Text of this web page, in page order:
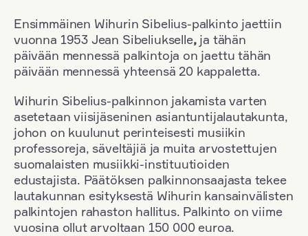
Ensimmäinen Wihurin Sibelius-palkinto jaettiin
vuonna 1953 Jean Sibeliukselle, ja tähän
päivään mennessä palkintoja on jaettu tähän
päivään mennessä yhteensä 20 kappaletta.
Wihurin Sibelius-palkinnon jakamista varten
asetetaan viisijäseninen asiantuntijalautakunta,
johon on kuulunut perinteisesti musiikin
professoreja, säveltäjiä ja muita arvostettujen
suomalaisten musiikki-instituutioiden
edustajista. Päätöksen palkinnonsaajasta tekee
lautakunnan esityksestä Wihurin kansainvälisten
palkintojen rahaston hallitus. Palkinto on viime
vuosina ollut arvoltaan 150 000 euroa.